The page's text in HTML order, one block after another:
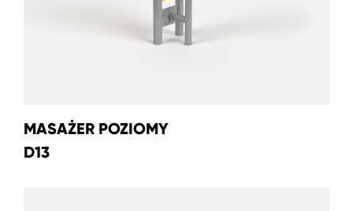
MASAŻER POZIOMY
D13